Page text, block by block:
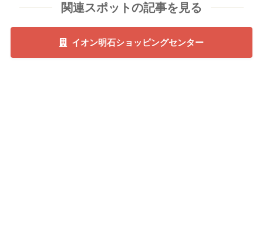
関連スポットの記事を見る
イオン明石ショッピングセンター